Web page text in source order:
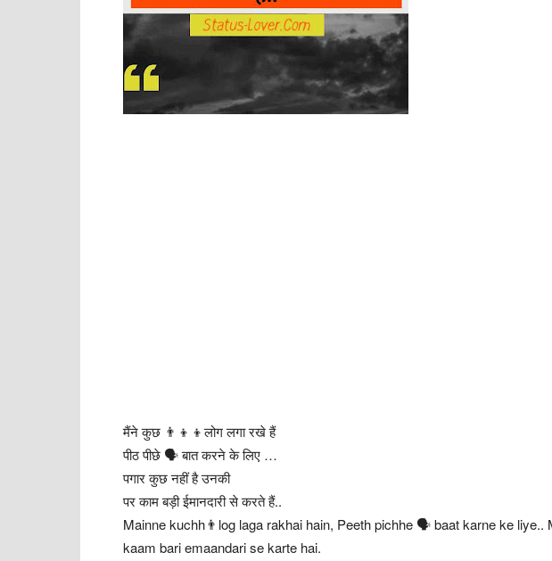
मैंने कुछ 👨‍👦‍👦लोग लगा रखे हैं
पीठ पीछे 🗣 बात करने के लिए …
पगार कुछ नहीं है उनकी
पर काम बड़ी ईमानदारी से करते हैं..
Mainne kuchh👨log laga rakhai hain, Peeth pichhe 🗣 baat karne ke liye..
kaam bari emaandari se karte hai.